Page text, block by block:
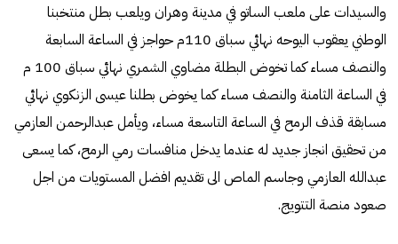
والسيدات على ملعب الساتو في مدينة وهران ويلعب بطل منتخبنا
الوطني يعقوب اليوحه نهائي سباق 110م حواجز في الساعة السابعة
والنصف مساء كما تخوض البطلة مضاوي الشمري نهائي سباق 100 م
في الساعة الثامنة والنصف مساء كما يخوض بطلنا عيسى الزنكوي نهائي
مسابقة قذف الرمح في الساعة التاسعة مساء، ويأمل عبدالرحمن العازمي
من تحقيق انجاز جديد له عندما يدخل منافسات رمي الرمح، كما يسعى
عبدالله العازمي وجاسم الماص الى تقديم افضل المستويات من اجل
صعود منصة التتويج.